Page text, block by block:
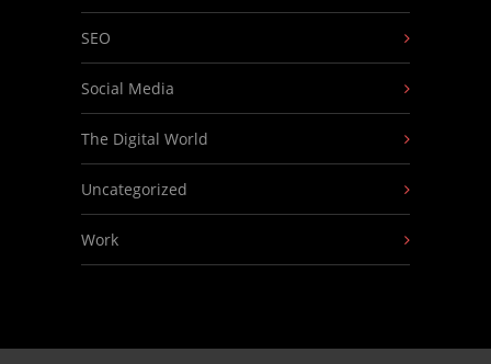
SEO
Social Media
The Digital World
Uncategorized
Work